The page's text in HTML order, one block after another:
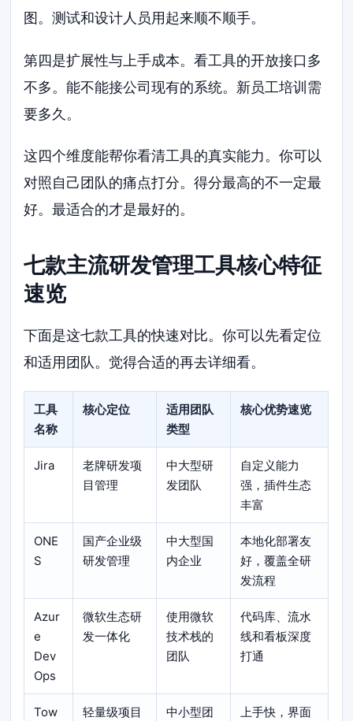
图。测试和设计人员用起来顺不顺手。
第四是扩展性与上手成本。看工具的开放接口多
不多。能不能接公司现有的系统。新员工培训需
要多久。
这四个维度能帮你看清工具的真实能力。你可以
对照自己团队的痛点打分。得分最高的不一定最
好。最适合的才是最好的。
七款主流研发管理工具核心特征
速览
下面是这七款工具的快速对比。你可以先看定位
和适用团队。觉得合适的再去详细看。
工具
名称
核心定位
适用团队
类型
核心优势速览
Jira
老牌研发项
目管理
中大型研
发团队
自定义能力
强，插件生态
丰富
ONE
S
国产企业级
研发管理
中大型国
内企业
本地化部署友
好，覆盖全研
发流程
Azur
e
Dev
Ops
微软生态研
发一体化
使用微软
技术栈的
团队
代码库、流水
线和看板深度
打通
Tow
轻量级项目
中小型团
上手快，界面